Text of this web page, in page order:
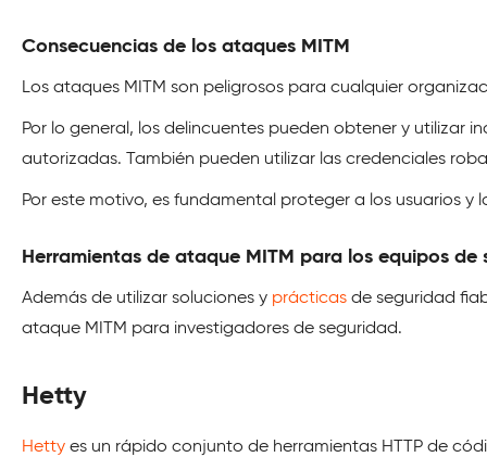
Consecuencias de los ataques MITM
Los ataques MITM son peligrosos para cualquier
Por lo general, los delincuentes pueden obtener y utilizar
autorizadas. También pueden utilizar las credenciales
Por este motivo, es fundamental proteger a los usuarios y
Herramientas de ataque MITM para los equipos de
Además de utilizar soluciones y prácticas de seguridad
ataque MITM para investigadores de seguridad.
Hetty
Hetty es un rápido conjunto de herramientas HTTP de